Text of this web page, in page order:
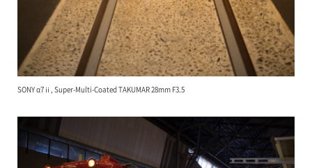
SONY α7ⅱ, Super-Multi-Coated TAKUMAR 28mm F3.5